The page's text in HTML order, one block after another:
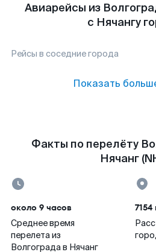
Авиарейсы из
с Нячангу
Рейсы в соседние города
Показать
Факты по перелёту
Нячанг
около 9 часов
Среднее время
перелета из
Волгограда в Нячанг
7154